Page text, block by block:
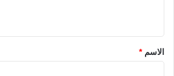
*الاسم*